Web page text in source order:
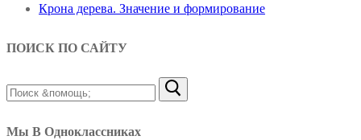
Крона дерева. Значение и формирование
ПОИСК ПО САЙТУ
Найти:
Мы В Одноклассниках